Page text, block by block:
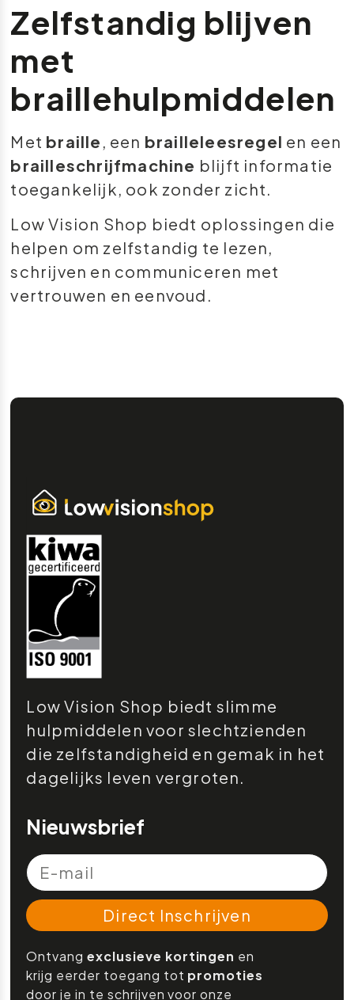
Zelfstandig blijven
met
braillehulpmiddelen
Met braille , een brailleleesregel en een
brailleschrijfmachine blijft informatie
toegankelijk, ook zonder zicht.
Low Vision Shop biedt oplossingen die
helpen om zelfstandig te lezen,
schrijven en communiceren met
vertrouwen en eenvoud.
Low Vision Shop biedt slimme
hulpmiddelen voor slechtzienden
die zelfstandigheid en gemak in het
dagelijks leven vergroten.
Nieuwsbrief
Direct Inschrijven
Ontvangexclusieve kortingen en
krijg eerder toegang tot promoties
door je in te schrijven voor onze